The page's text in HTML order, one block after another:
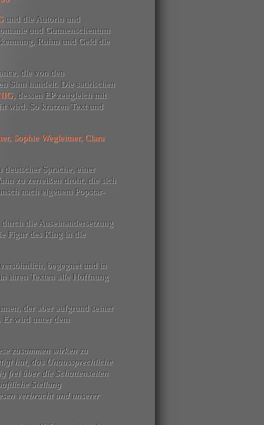
und die Autorin und
und Gutmenschentum
Ruhm und Geld die
die von den
Sinn handelt. Die satirischen
, dessen EP zeitgleich mit
wird. So kratzen Text und
Sophie Wegleitner, Clara
Sprache, einer
zu zerreißen droht, die sich
nach eigenem Popstar-
die Auseinandersetzung
Figur des King in die
begegnet und in
ihren Texten alle Hoffnung
der aber aufgrund seiner
Er wird unter dem
zusammen wirken zu
hat, das Unaussprechliche
frei über die Schattenseiten
Stellung
verbracht und unserer